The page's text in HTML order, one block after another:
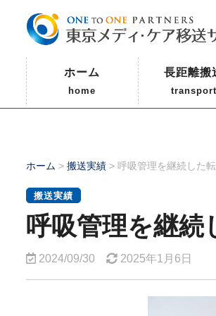
ホーム
home
長距離搬
transport
ホーム > 搬送実績 > 呼吸管理を継続した
搬送実績
呼吸管理を継続
2024/09/30 2025年1月6日